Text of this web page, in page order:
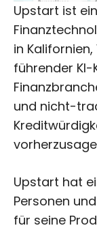
Upstart ist
in
führender
und nicht-
Upstart hat
Personen
für seine